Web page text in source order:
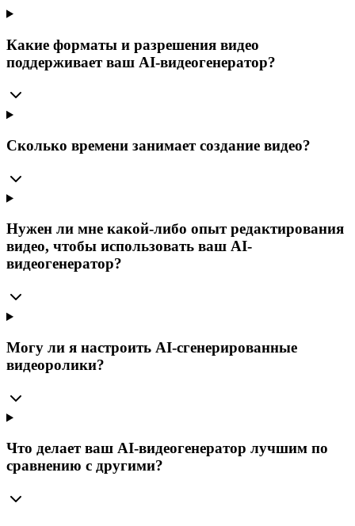
Какие форматы и разрешения видео
поддерживает ваш AI-видеогенератор?
Сколько времени занимает создание видео?
Нужен ли мне какой-либо опыт редактирования
видео, чтобы использовать ваш AI-
видеогенератор?
Могу ли я настроить AI-сгенерированные
видеоролики?
Что делает ваш AI-видеогенератор лучшим по
сравнению с другими?